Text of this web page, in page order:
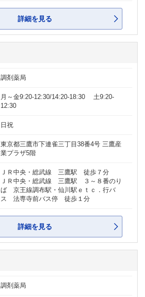
詳細を見る
調剤薬局
月～金9:20-12:30/14:20-18:30 土9:20-
12:30
日祝
東京都三鷹市下連雀三丁目38番4号 三鷹産
業プラザ5階
ＪＲ中央・総武線 三鷹駅 徒歩７分
ＪＲ中央・総武線 三鷹駅 ３～８番のり
ば 京王線調布駅・仙川駅ｅｔｃ．行バ
ス 法専寺前バス停 徒歩１分
詳細を見る
調剤薬局